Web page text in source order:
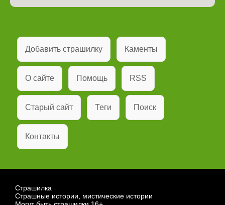
Добавить страшилку Каменты
О сайте Помощь RSS
Старый сайт Теги Поиск
Контакты
Страшилка
Страшные истории, мистические истории